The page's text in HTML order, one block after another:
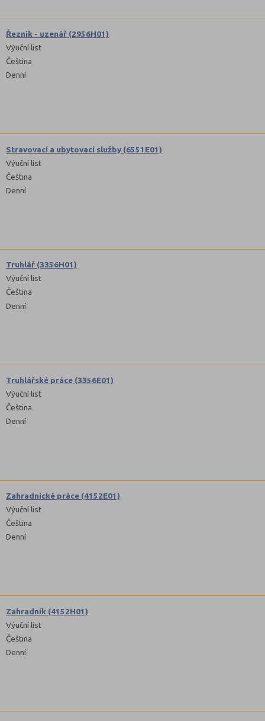
Řezník - uzenář (2956H01)
Výuční list
Čeština
Denní
Stravovací a ubytovací služby (6551E01)
Výuční list
Čeština
Denní
Truhlář (3356H01)
Výuční list
Čeština
Denní
Truhlářské práce (3356E01)
Výuční list
Čeština
Denní
Zahradnické práce (4152E01)
Výuční list
Čeština
Denní
Zahradník (4152H01)
Výuční list
Čeština
Denní